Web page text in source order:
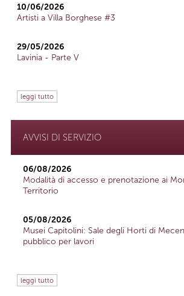
10/06/2026
Artisti a Villa Borghese #3
29/05/2026
Lavinia - Parte V
leggi tutto
AVVISI DI SERVIZIO
06/08/2026
Modalità di accesso e prenotazione ai
Territorio
05/08/2026
Musei Capitolini: Sale degli Horti di
pubblico per lavori
leggi tutto